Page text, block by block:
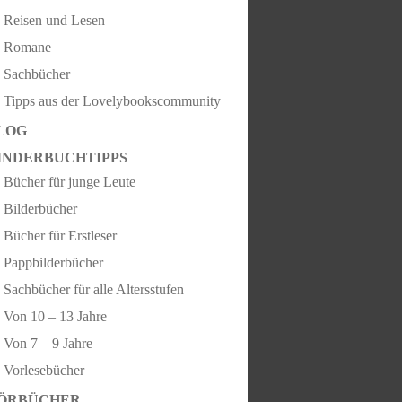
Reisen und Lesen
Romane
Sachbücher
Tipps aus der Lovelybookscommunity
Bücher für junge Leute
Bilderbücher
Bücher für Erstleser
Pappbilderbücher
Sachbücher für alle Altersstufen
Von 10 – 13 Jahre
Von 7 – 9 Jahre
Vorlesebücher